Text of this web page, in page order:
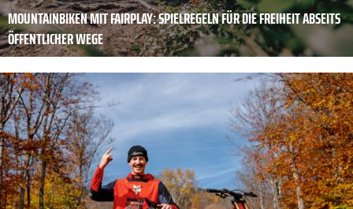
MOUNTAINBIKEN MIT FAIRPLAY: SPIELREGELN FÜR DIE FREIHEIT ABSEITS
ÖFFENTLICHER WEGE